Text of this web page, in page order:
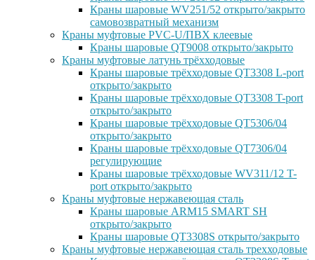
Краны шаровые WV251/52 открыто/закрыто
самовозвратный механизм
Краны муфтовые PVC-U/ПВХ клеевые
Краны шаровые QT9008 открыто/закрыто
Краны муфтовые латунь трёхходовые
Краны шаровые трёхходовые QT3308 L-port
открыто/закрыто
Краны шаровые трёхходовые QT3308 T-port
открыто/закрыто
Краны шаровые трёхходовые QT5306/04
открыто/закрыто
Краны шаровые трёхходовые QT7306/04
регулирующие
Краны шаровые трёхходовые WV311/12 T-
port открыто/закрыто
Краны муфтовые нержавеющая сталь
Краны шаровые ARM15 SMART SH
открыто/закрыто
Краны шаровые QT3308S открыто/закрыто
Краны муфтовые нержавеющая сталь трехходовые